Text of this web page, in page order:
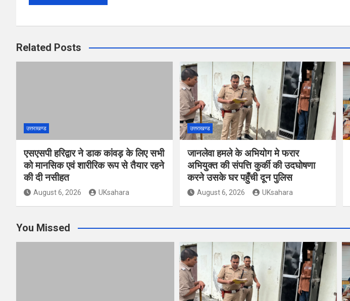
Related Posts
उत्तराखण्ड
एसएसपी हरिद्वार ने डाक कांवड़ के लिए सभी
को मानसिक एवं शारीरिक रूप से तैयार रहने
की दी नसीहत
August 6, 2026 UKsahara
उत्तराखण्ड
जानलेवा हमले के अभियोग मे फरार
अभियुक्त की संपत्ति कुर्की की उदघोषणा
करने उसके घर पहुँची दून पुलिस
August 6, 2026 UKsahara
You Missed